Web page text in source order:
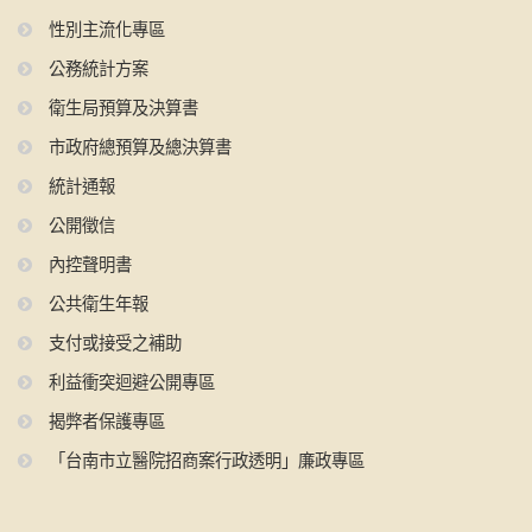
性別主流化專區
公務統計方案
衛生局預算及決算書
市政府總預算及總決算書
統計通報
公開徵信
內控聲明書
公共衛生年報
支付或接受之補助
利益衝突迴避公開專區
揭弊者保護專區
「台南市立醫院招商案行政透明」廉政專區